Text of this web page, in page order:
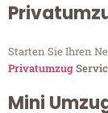
Starten Sie Ihren
Privatumzug
Mini